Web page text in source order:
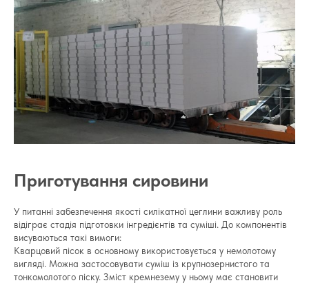
Приготування сировини
У питанні забезпечення якості силікатної цеглини важливу роль
відіграє стадія підготовки інгредієнтів та суміші. До компонентів
висуваються такі вимоги:
Кварцовий пісок в основному використовується у немолотому
вигляді. Можна застосовувати суміш із крупнозернистого та
тонкомолотого піску. Зміст кремнезему у ньому має становити